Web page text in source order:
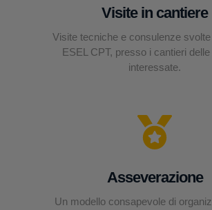
Visite in cantiere
Visite tecniche e consulenze
ESEL CPT, presso i cantieri
interessate.
Asseverazione
Un modello consapevole di